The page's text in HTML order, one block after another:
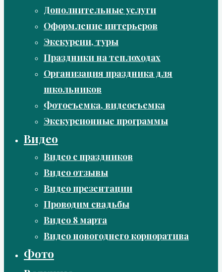
Дополнительные услуги
Оформление интерьеров
Экскурсии, туры
Праздники на теплоходах
Организация праздника для
школьников
Фотосъемка, видеосъемка
Экскурсионные программы
Видео
Видео с праздников
Видео отзывы
Видео презентации
Проводим свадьбы
Видео 8 марта
Видео новогоднего корпоратива
Фото